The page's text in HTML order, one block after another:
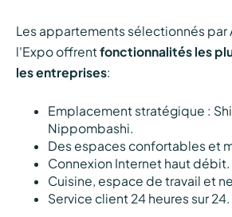
Les appartements sélectionnés par
l'Expo offrent fonctionnalités les
les entreprises:
Emplacement stratégique :
Nippombashi.
Des espaces confortables et
Connexion Internet haut débit.
Cuisine, espace de travail et
Service client 24 heures sur 24.